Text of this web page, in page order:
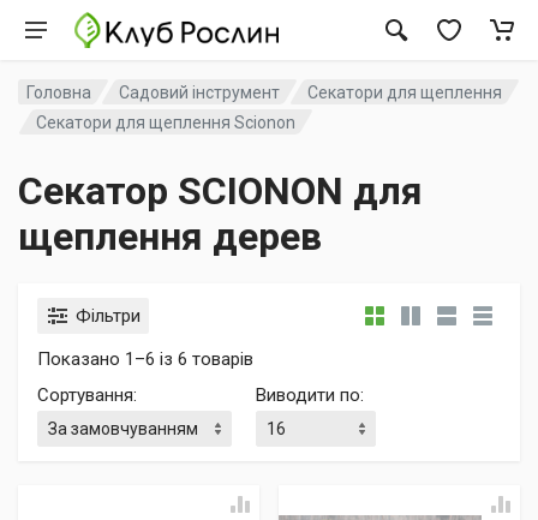
Головна Садовий інструмент
Секатори для щеплення
Секатори для щеплення Scionon
Секатор SCIONON для
щеплення дерев
Фільтри
Показано 1–6 із 6 товарів
Сортування: Виводити по: